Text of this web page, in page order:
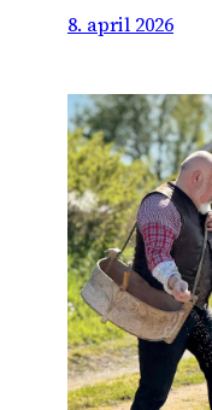
8. april 2026